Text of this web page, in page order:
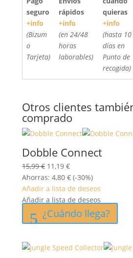
seguro
+info
(Bizum
o
Tarjeta)
rápidos
+info
(en 24/48
horas
laborables)
quieras
+info
(hasta 10
días en
Punto de
recogida)
Otros clientes
comprado
Dobble Connect
15,99€ El
precio
original
era:
15,99 €.
11,19 €El
precio
actual
es:
11,19 €.
Ahorras: 4,80 € (-30%)
Añadir a lista de deseos
Añadir a lista de deseos
¿Cuándo llega?